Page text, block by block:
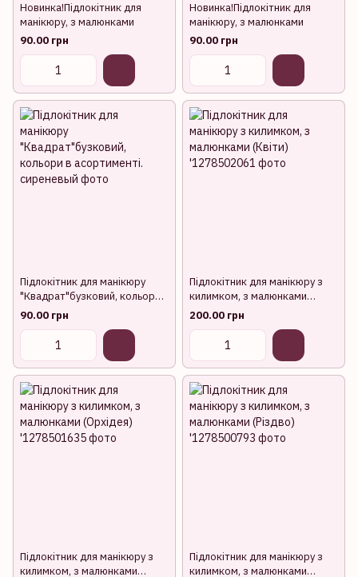
Новинка!Підлокітник для
манікюру, з малюнками
90.00 грн
Новинка!Підлокітник для
манікюру, з малюнками
90.00 грн
Підлокітник для манікюру
"Квадрат"бузковий, кольори в
асортименті.
90.00 грн
Підлокітник для манікюру з
килимком, з малюнками
(Квіти)
200.00 грн
Підлокітник для манікюру з
килимком, з малюнками
Підлокітник для манікюру з
килимком, з малюнками